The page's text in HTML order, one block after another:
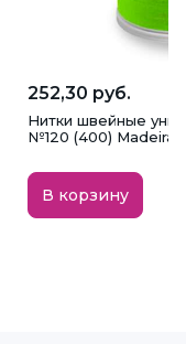
252,30 руб.
Нитки швейные
№120 (400) Madeira,
В корзину